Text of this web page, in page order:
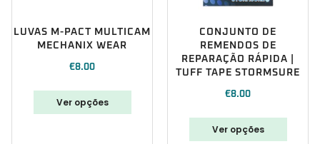
LUVAS M-PACT MULTICAM
MECHANIX WEAR
€8.00
Ver opções
CONJUNTO DE
REMENDOS DE
REPARAÇÃO RÁPIDA |
TUFF TAPE STORMSURE
€8.00
Ver opções